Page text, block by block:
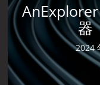
器
2024